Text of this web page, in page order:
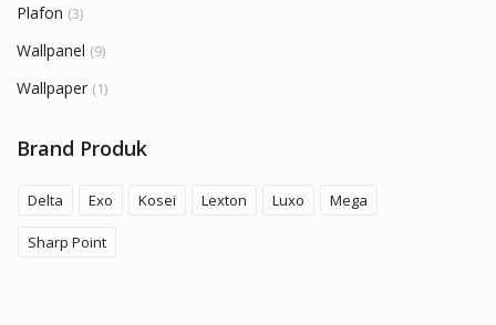
Plafon (3)
Wallpanel (9)
Wallpaper (1)
Brand Produk
Delta Exo Kosei Lexton Luxo Mega
Sharp Point